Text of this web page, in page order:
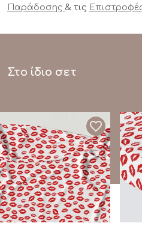
Παράδοσης & τις
Στο ίδιο σετ